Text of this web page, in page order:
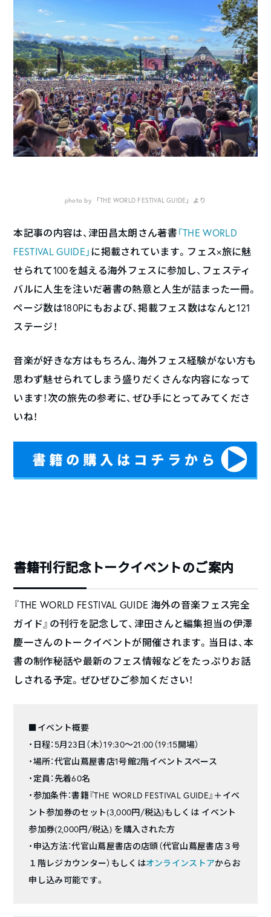
photo by 「THE WORLD FESTIVAL GUIDE」より
本記事の内容は、津田昌太朗さん著書「THE WORLD
FESTIVAL GUIDE」 に掲載されています。フェス×旅に魅
せられて100を越える海外フェスに参加し、フェスティ
バルに人生を注いだ著書の熱意と人生が詰まった一冊。
ページ数は180Pにもおよび、掲載フェス数はなんと121
ステージ！
音楽が好きな方はもちろん、海外フェス経験がない方も
思わず魅せられてしまう盛りだくさんな内容になって
います！次の旅先の参考に、ぜひ手にとってみてくださ
いね！
書籍刊行記念トークイベントのご案内
『THE WORLD FESTIVAL GUIDE 海外の音楽フェス完全
ガイド』の刊行を記念して、津田さんと編集担当の伊澤
慶一さんのトークイベントが開催されます。当日は、本
書の制作秘話や最新のフェス情報などをたっぷりお話
しされる予定。ぜひぜひご参加ください！
■イベント概要
・日程：5月23日（木）19:30～21:00（19:15開場）
・場所：代官山蔦屋書店1号館2階イベントスペース
・定員：先着60名
・参加条件：書籍『THE WORLD FESTIVAL GUIDE』＋イベ
ント参加券のセット(3,000円/税込)もしくは イベント
参加券(2,000円/税込) を購入された方
・申込方法：代官山蔦屋書店の店頭（代官山蔦屋書店３号
１階レジカウンター）もしくはオンラインストアからお
申し込み可能です。